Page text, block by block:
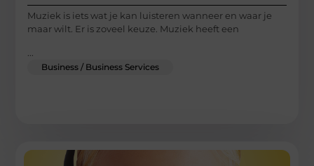
Muziek is iets wat je kan luisteren wanneer en waar je
maar wilt. Er is zoveel keuze. Muziek heeft een
Business / Business Services